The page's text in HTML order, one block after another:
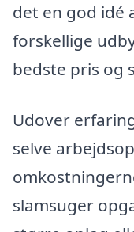
det en god idé
forskellige
bedste pris og
Udover
selve
slamsuger